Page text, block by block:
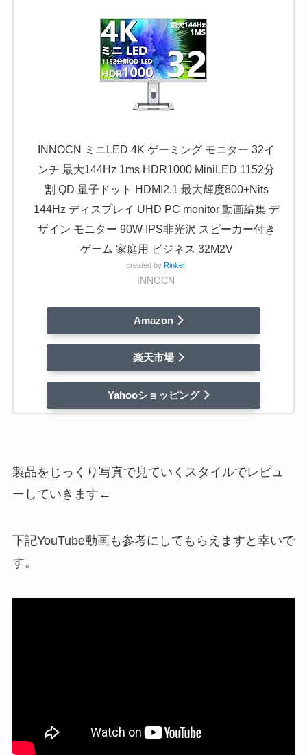
INNOCN ミニLED 4K ゲーミング モニター 32イ
ンチ 最大144Hz 1ms HDR1000 MiniLED 1152分
割 QD 量子ドット HDMI2.1 最大輝度800+Nits
144Hz ディスプレイ UHD PC monitor 動画編集 デ
ザイン モニター 90W IPS非光沢 スピーカー付き
ゲーム 家庭用 ビジネス 32M2V
created by Rinker
INNOCN
Amazon
楽天市場
Yahooショッピング
製品をじっくり写真で見ていくスタイルでレビュ
ーしていきます←
下記YouTube動画も参考にしてもらえますと幸いで
す。